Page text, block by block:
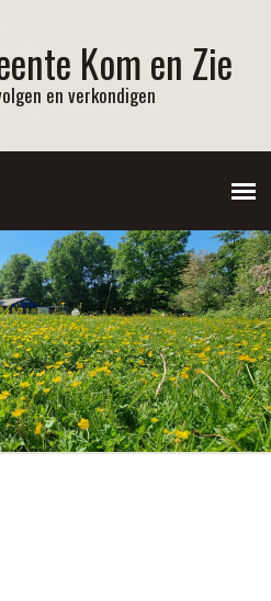
Kom en Zie
en verkondigen